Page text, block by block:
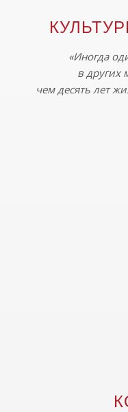
«Иногда
в других
чем десять лет